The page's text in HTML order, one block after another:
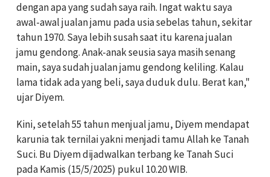
dengan apa yang sudah saya raih. Ingat waktu saya
awal-awal jualan jamu pada usia sebelas tahun, sekitar
tahun 1970. Saya lebih susah saat itu karena jualan
jamu gendong. Anak-anak seusia saya masih senang
main, saya sudah jualan jamu gendong keliling. Kalau
lama tidak ada yang beli, saya duduk dulu. Berat kan,"
ujar Diyem.
Kini, setelah 55 tahun menjual jamu, Diyem mendapat
karunia tak ternilai yakni menjadi tamu Allah ke Tanah
Suci. Bu Diyem dijadwalkan terbang ke Tanah Suci
pada Kamis (15/5/2025) pukul 10.20 WIB.